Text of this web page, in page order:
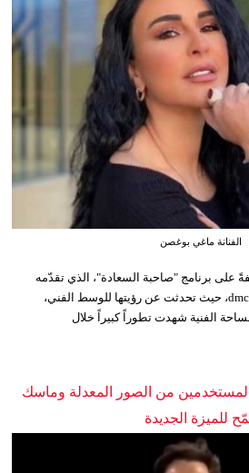
الفنانة ماغي بوغصن
على برنامج "صاحبة السعادة"، الذي تقدّمه
الفنانة إسعاد يونس على قناة dmc، حيث تحدثت عن رؤيتها للوسط الفني،
الفنية شهدت تطوراً كبيراً خلال
من الصور المعدلة وماسك
للميزة الجديدة